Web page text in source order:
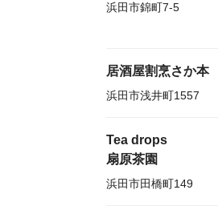
浜田市錦町7-5
居酒屋割烹さか本
浜田市浅井町1557
Tea drops
扇原茶園
浜田市田橋町149